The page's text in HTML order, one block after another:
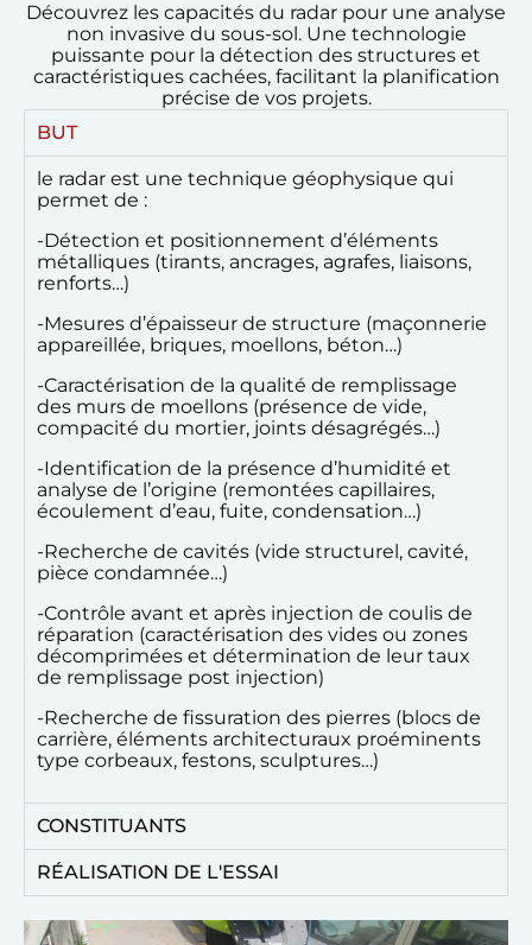
Découvrez les capacités du radar pour une analyse
non invasive du sous-sol. Une technologie
puissante pour la détection des structures et
caractéristiques cachées, facilitant la planification
précise de vos projets.
BUT
le radar est une technique géophysique qui
permet de :
-Détection et positionnement d’éléments
métalliques (tirants, ancrages, agrafes, liaisons,
renforts…)
-Mesures d’épaisseur de structure (maçonnerie
appareillée, briques, moellons, béton…)
-Caractérisation de la qualité de remplissage
des murs de moellons (présence de vide,
compacité du mortier, joints désagrégés…)
-Identification de la présence d’humidité et
analyse de l’origine (remontées capillaires,
écoulement d’eau, fuite, condensation…)
-Recherche de cavités (vide structurel, cavité,
pièce condamnée…)
-Contrôle avant et après injection de coulis de
réparation (caractérisation des vides ou zones
décomprimées et détermination de leur taux
de remplissage post injection)
-Recherche de fissuration des pierres (blocs de
carrière, éléments architecturaux proéminents
type corbeaux, festons, sculptures…)
CONSTITUANTS
RÉALISATION DE L'ESSAI